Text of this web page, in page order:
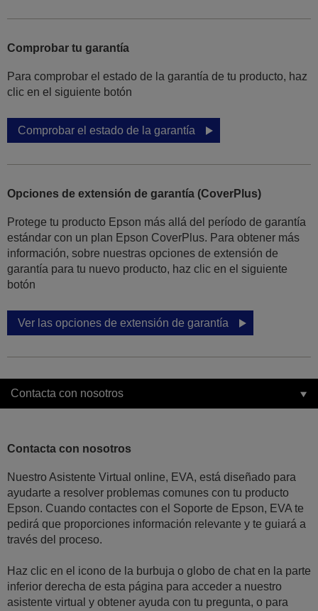
Comprobar tu garantía
Para comprobar el estado de la garantía de tu producto, haz
clic en el siguiente botón
Comprobar el estado de la garantía
Opciones de extensión de garantía (CoverPlus)
Protege tu producto Epson más allá del período de garantía
estándar con un plan Epson CoverPlus. Para obtener más
información, sobre nuestras opciones de extensión de
garantía para tu nuevo producto, haz clic en el siguiente
botón
Ver las opciones de extensión de garantía
Contacta con nosotros
Contacta con nosotros
Nuestro Asistente Virtual online, EVA, está diseñado para
ayudarte a resolver problemas comunes con tu producto
Epson. Cuando contactes con el Soporte de Epson, EVA te
pedirá que proporciones información relevante y te guiará a
través del proceso.
Haz clic en el icono de la burbuja o globo de chat en la parte
inferior derecha de esta página para acceder a nuestro
asistente virtual y obtener ayuda con tu pregunta, o para